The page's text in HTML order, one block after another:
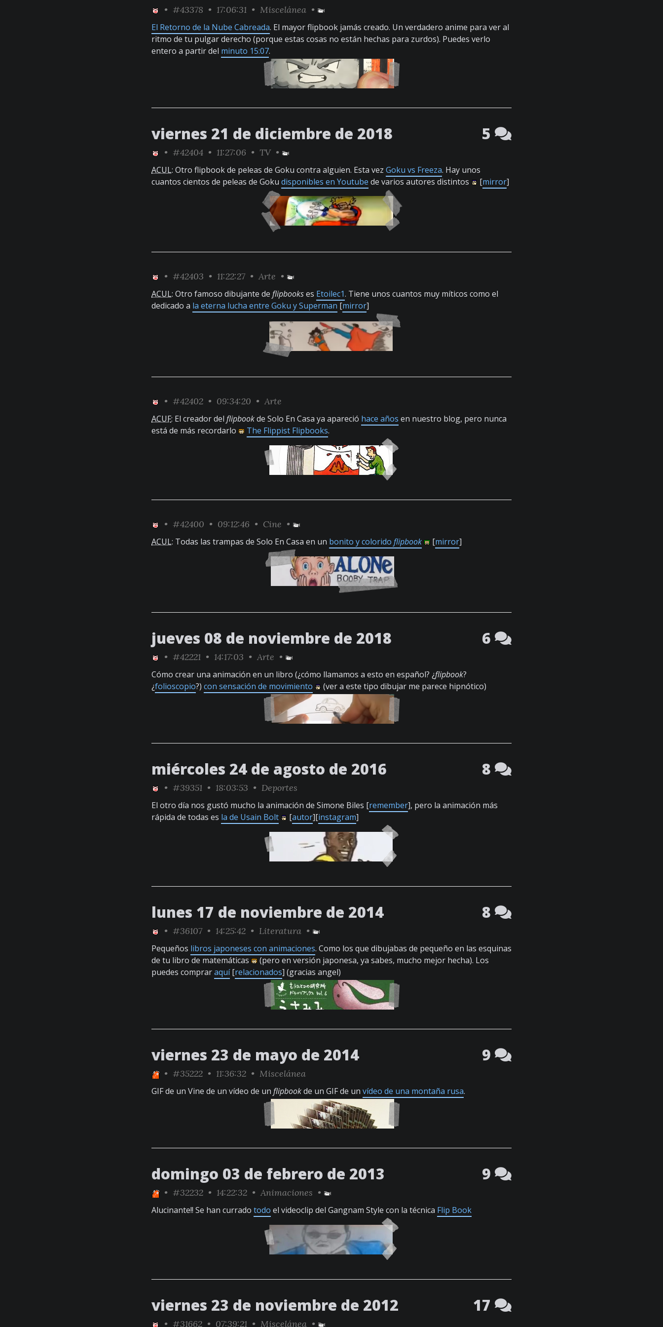
• #43378 • 17:06:31 • Miscelánea •
El Retorno de la Nube Cabreada. El mayor flipbook jamás creado. Un verdadero anime para ver al
ritmo de tu pulgar derecho (porque estas cosas no están hechas para zurdos). Puedes verlo
entero a partir del minuto 15:07.
viernes 21 de diciembre de 2018 5
• #42404 • 11:27:06 • TV•
ACUL: Otro flipbook de peleas de Goku contra alguien. Esta vez Goku vs Freeza. Hay unos
cuantos cientos de peleas de Goku disponibles en Youtube de varios autores distintos [mirror]
• #42403 • 11:22:27 • Arte •
ACUL: Otro famoso dibujante de flipbookses Etoilec1. Tiene unos cuantos muy míticos como el
dedicado a la eterna lucha entre Goku y Superman [mirror]
• #42402 • 09:34:20 • Arte
ACUF: El creador del flipbookde Solo En Casa ya apareció hace años en nuestro blog, pero nunca
está de más recordarlo
The Flippist Flipbooks.
• #42400 • 09:12:46 • Cine •
ACUL: Todas las trampas de Solo En Casa en un bonito y colorido flipbook [mirror]
jueves 08 de noviembre de 2018 6
• #42221 • 14:17:03 • Arte •
Cómo crear una animación en un libro (¿cómo llamamos a esto en español? ¿flipbook?
¿folioscopio?) con sensación de movimiento (ver a este tipo dibujar me parece hipnótico)
miércoles 24 de agosto de 2016 8
• #39351 • 18:03:53 • Deportes
El otro día nos gustó mucho la animación de Simone Biles [remember], pero la animación más
rápida de todas es la de Usain Bolt [autor][instagram]
lunes 17 de noviembre de 2014 8
• #36107 • 14:25:42 • Literatura •
Pequeños libros japoneses con animaciones. Como los que dibujabas de pequeño en las esquinas
de tu libro de matemáticas
(pero en versión japonesa, ya sabes, mucho mejor hecha). Los
puedes compraraquí[relacionados] (gracias angel)
viernes 23 de mayo de 2014 9
• #35222 • 11:36:32 • Miscelánea
GIF de un Vine de un vídeo de un flipbookde un GIF de un vídeo de una montaña rusa.
domingo 03 de febrero de 2013 9
• #32232 • 14:22:32 • Animaciones •
Alucinante!! Se han currado todo el videoclip del Gangnam Style con la técnica Flip Book
viernes 23 de noviembre de 2012 17
• #31662 • 07:39:21 • Miscelánea •